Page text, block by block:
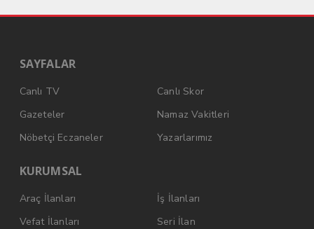
SAYFALAR
Canlı TV
Canlı Skor
Gazeteler
Namaz Vakitleri
Nöbetçi Eczaneler
Yazarlarımız
KURUMSAL
Araç İlanları
İş İlanları
Vefat İlanları
Seri İlan